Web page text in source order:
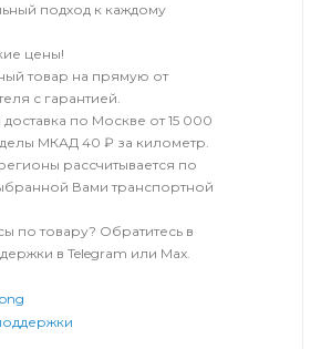
подход к каждому
цены!
товар на прямую от
с гарантией.
доставка по Москве от 15 000
МКАД 40 ₽ за километр.
рассчитывается по
Вами транспортной
по товару? Обратитесь в
в Telegram или Max.